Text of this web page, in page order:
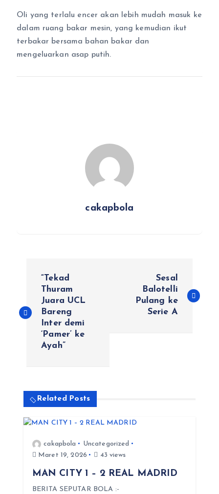
Oli yang terlalu encer akan lebih mudah masuk ke
dalam ruang bakar mesin, yang kemudian ikut
terbakar bersama bahan bakar dan
mengeluarkan asap putih.
cakapbola
v
a
s
“Tekad
Thuram
Juara UCL
Bareng
Inter demi
‘Pamer’ ke
Ayah”
Sesal
Balotelli
Pulang ke
Serie A
Related Posts
cakapbola
Uncategorized
Maret 19, 2026
43 views
MAN CITY 1 – 2 REAL MADRID
BERITA SEPUTAR BOLA :-